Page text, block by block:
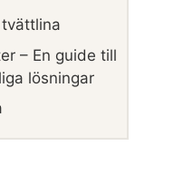
– En guide till
lösningar